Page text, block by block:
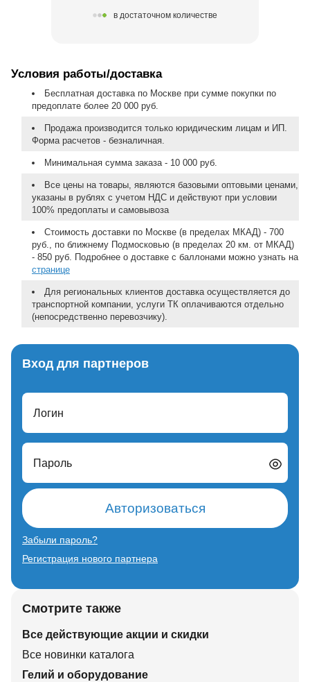
в достаточном количестве
Условия работы/доставка
Бесплатная доставка по Москве при сумме покупки по
предоплате более 20 000 руб.
Продажа производится только юридическим лицам и ИП.
Форма расчетов - безналичная.
Минимальная сумма заказа - 10 000 руб.
Все цены на товары, являются базовыми оптовыми ценами,
указаны в рублях с учетом НДС и действуют при условии
100% предоплаты и самовывоза
Стоимость доставки по Москве (в пределах МКАД) - 700
руб., по ближнему Подмосковью (в пределах 20 км. от МКАД)
- 850 руб. Подробнее о доставке с баллонами можно узнать на
странице
Для региональных клиентов доставка осуществляется до
транспортной компании, услуги ТК оплачиваются отдельно
(непосредственно перевозчику).
Вход для партнеров
Логин
Пароль
Авторизоваться
Забыли пароль?
Регистрация нового партнера
Смотрите также
Все действующие акции и скидки
Все новинки каталога
Гелий и оборудование